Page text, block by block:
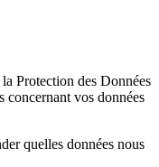
Protection des Données
concernant vos données
quelles données nous